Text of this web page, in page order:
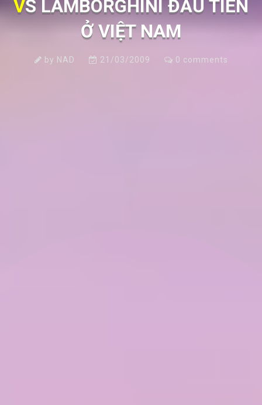
VS LAMBORGHINI ĐẦU TIÊN
Ở VIỆT NAM
by NAD 21/03/2009 0 comments